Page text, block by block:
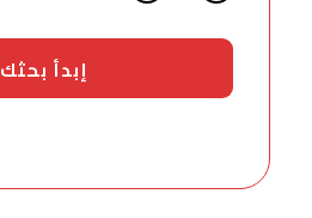
إبدأ بحثك